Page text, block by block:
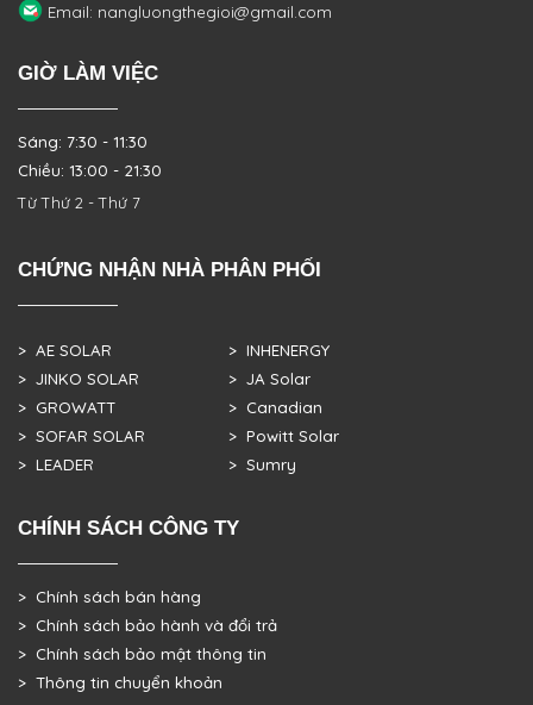
Email: nangluongthegioi@gmail.com
GIỜ LÀM VIỆC
Sáng: 7:30 - 11:30
Chiều: 13:00 - 21:30
Từ Thứ 2 - Thứ 7
CHỨNG NHẬN NHÀ PHÂN PHỐI
> AE SOLAR
> JINKO SOLAR
> GROWATT
> SOFAR SOLAR
> LEADER
> INHENERGY
> JA Solar
> Canadian
> Powitt Solar
> Sumry
CHÍNH SÁCH CÔNG TY
> Chính sách bán hàng
> Chính sách bảo hành và đổi trả
> Chính sách bảo mật thông tin
> Thông tin chuyển khoản